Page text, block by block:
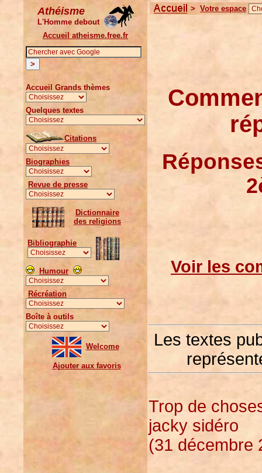
Athéisme
L'Homme debout
Accueil atheisme.free.fr
Accueil Grands thèmes
Quelques textes
Citations
Biographies
Revue de presse
Dictionnaire
des religions
Bibliographie
Humour
Récréation
Boîte à outils
Welcome
Ajouter aux favoris
> Votre espace
Voir les
Les textes
Trop de
jacky sidéro
(31 décembre